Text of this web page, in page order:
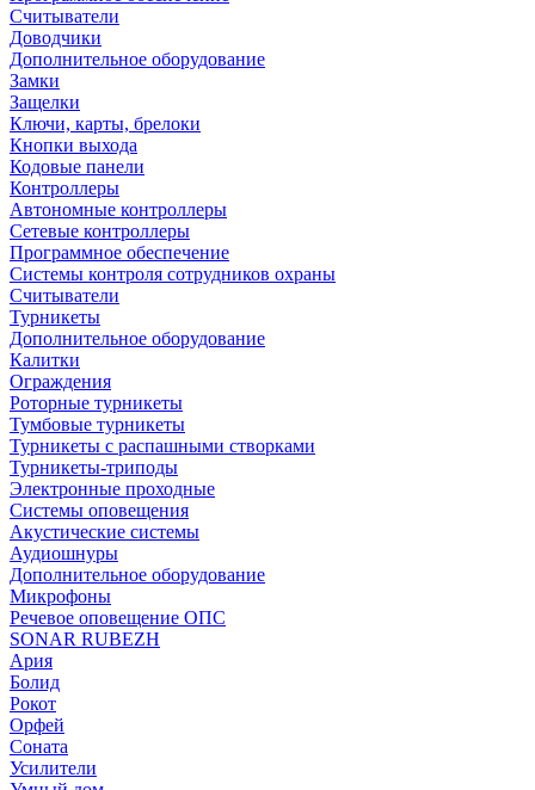
Считыватели
Доводчики
Дополнительное оборудование
Замки
Защелки
Ключи, карты, брелоки
Кнопки выхода
Кодовые панели
Контроллеры
Автономные контроллеры
Сетевые контроллеры
Программное обеспечение
Системы контроля сотрудников охраны
Считыватели
Турникеты
Дополнительное оборудование
Калитки
Ограждения
Роторные турникеты
Тумбовые турникеты
Турникеты с распашными створками
Турникеты-триподы
Электронные проходные
Системы оповещения
Акустические системы
Аудиошнуры
Дополнительное оборудование
Микрофоны
Речевое оповещение ОПС
SONAR RUBEZH
Ария
Болид
Рокот
Орфей
Соната
Усилители